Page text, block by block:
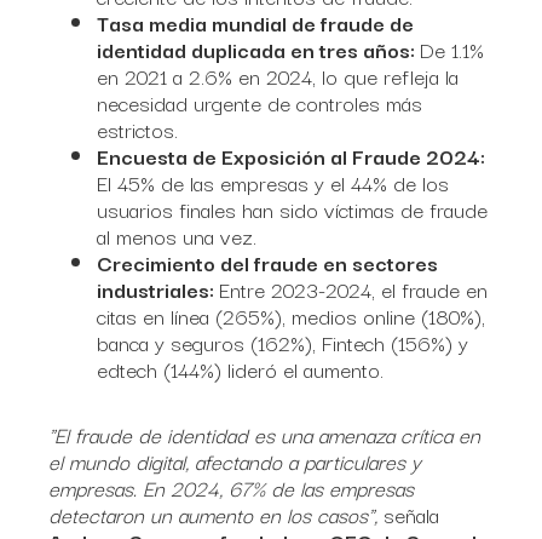
Tasa media mundial de fraude de
identidad duplicada en tres años: De 1.1%
en 2021 a 2.6% en 2024, lo que refleja la
necesidad urgente de controles más
estrictos.
Encuesta de Exposición al Fraude 2024:
El 45% de las empresas y el 44% de los
usuarios finales han sido víctimas de fraude
al menos una vez.
Crecimiento del fraude en sectores
industriales: Entre 2023-2024, el fraude en
citas en línea (265%), medios online (180%),
banca y seguros (162%), Fintech (156%) y
edtech (144%) lideró el aumento.
"El fraude de identidad es una amenaza crítica en
el mundo digital, afectando a particulares y
empresas. En 2024, 67% de las empresas
detectaron un aumento en los casos", señala